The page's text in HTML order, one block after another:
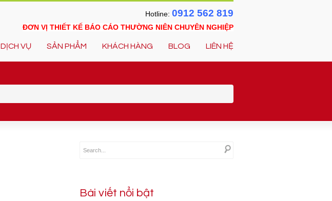
Hotline: 0912 562 819
ĐƠN VỊ THIẾT KẾ BÁO CÁO THƯỜNG NIÊN CHUYÊN NGHIỆP
DỊCH VỤ SẢN PHẨM KHÁCH HÀNG BLOG LIÊN HỆ
Bài viết nổi bật